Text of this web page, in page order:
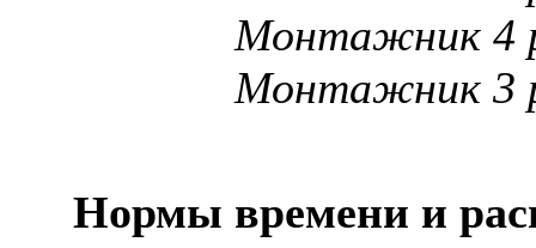
Монтажник 4
Монтажник 3
Нормы времени и